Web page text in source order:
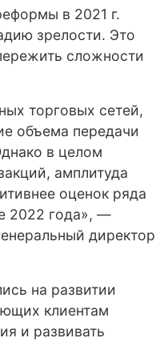
в 2021 г.
зрелости. Это
сложности
торговых сетей,
объема передачи
в целом
амплитуда
оценок ряда
2022 года», —
директор
на развитии
клиентам
и развивать